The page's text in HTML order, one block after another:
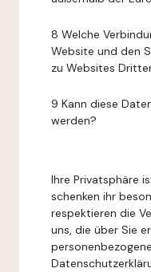
8 Welche
Website und den
zu Websites
9 Kann diese
werden?
Ihre Privatsphäre
schenken ihr
respektieren die
uns, die über Sie